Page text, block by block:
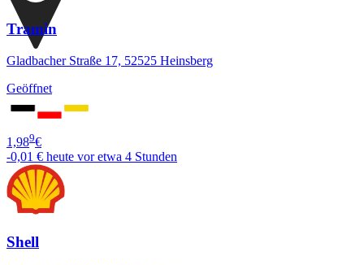
Tramin
Gladbacher Straße 17, 52525 Heinsberg
Geöffnet
1,989€
-0,01 € heute vor etwa 4 Stunden
Shell